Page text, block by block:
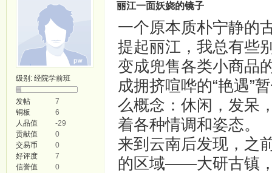
级别: 经院学前班
发帖
7
铜板
6
人品值
-29
贡献值
0
交易币
0
好评度
7
信誉值
0
丽江一面妖娆的镜子
一个原本质朴宁静的
提起丽江，我总有些
变成兜售各类小商品
成拥挤喧哗的“艳遇”
么概念：休闲，发呆
着各种情调和姿态。
来到云南后发现，之
的区域——大研古镇